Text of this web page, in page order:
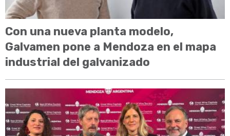
Con una nueva planta modelo,
Galvamen pone a Mendoza en el mapa
industrial del galvanizado